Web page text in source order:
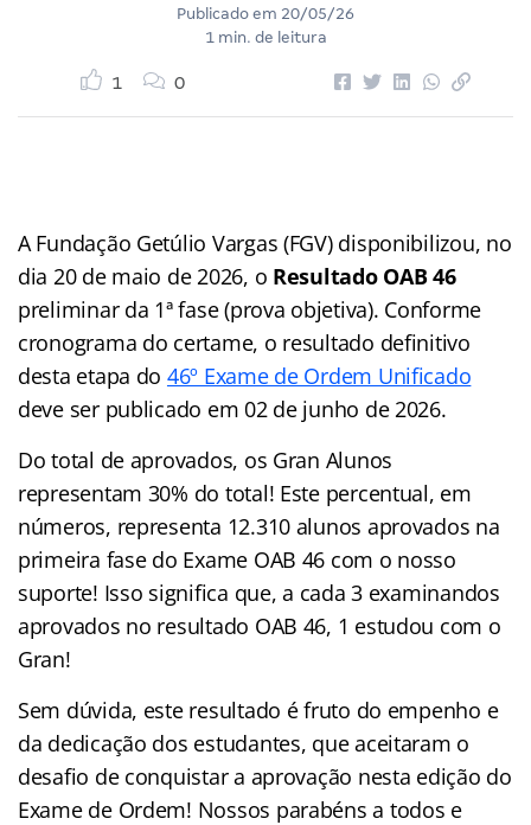
Publicado em 20/05/26
1 min. de leitura
1 0
A Fundação Getúlio Vargas (FGV) disponibilizou, no
dia 20 de maio de 2026, o Resultado OAB 46
preliminar da 1ª fase (prova objetiva). Conforme
cronograma do certame, o resultado definitivo
desta etapa do 46º Exame de Ordem Unificado
deve ser publicado em 02 de junho de 2026.
Do total de aprovados, os Gran Alunos
representam 30% do total! Este percentual, em
números, representa 12.310 alunos aprovados na
primeira fase do Exame OAB 46 com o nosso
suporte! Isso significa que, a cada 3 examinandos
aprovados no resultado OAB 46, 1 estudou com o
Gran!
Sem dúvida, este resultado é fruto do empenho e
da dedicação dos estudantes, que aceitaram o
desafio de conquistar a aprovação nesta edição do
Exame de Ordem! Nossos parabéns a todos e